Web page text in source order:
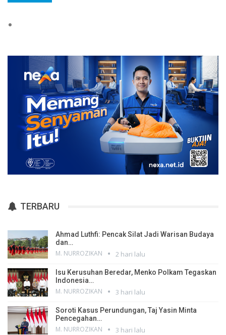
TERBARU
Ahmad Luthfi: Pencak Silat Jadi Warisan Budaya
dan…
M. NURROZIKAN 2 hari lalu
Isu Kerusuhan Beredar, Menko Polkam Tegaskan
Indonesia…
M. NURROZIKAN 3 hari lalu
Soroti Kasus Perundungan, Taj Yasin Minta
Pencegahan…
M. NURROZIKAN 3 hari lalu